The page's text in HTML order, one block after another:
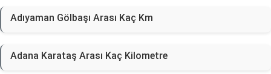
Adıyaman Gölbaşı Arası Kaç Km
Adana Karataş Arası Kaç Kilometre